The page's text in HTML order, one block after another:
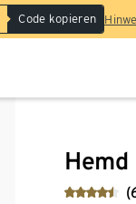
Code kopieren